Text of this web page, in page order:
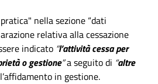
nella sezione “dati
relativa alla cessazione
indicato “l’attività cessa per
o gestione”a seguito di “altre
in gestione.